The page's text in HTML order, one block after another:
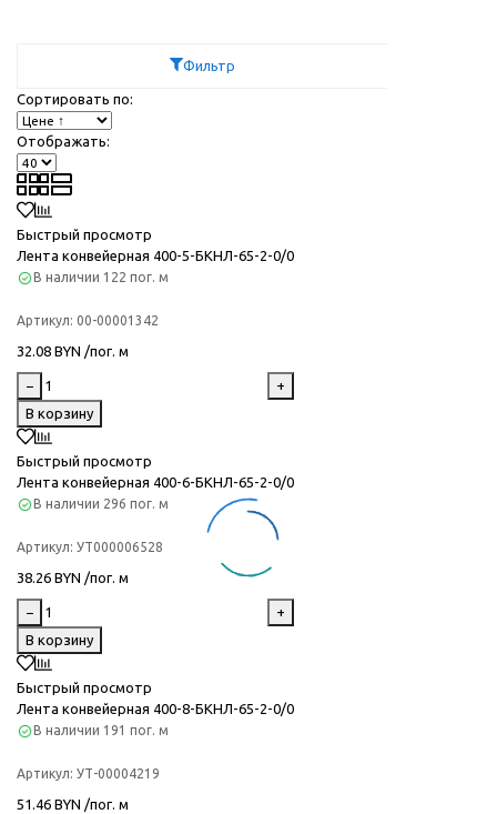
Фильтр
Сортировать по:
Отображать:
Быстрый просмотр
Лента конвейерная 400-5-БКНЛ-65-2-0/0
В наличии 122 пог. м
Артикул: 00-00001342
32.08 BYN /пог. м
−
+
В корзину
Быстрый просмотр
Лента конвейерная 400-6-БКНЛ-65-2-0/0
В наличии 296 пог. м
Артикул: УТ000006528
38.26 BYN /пог. м
−
+
В корзину
Быстрый просмотр
Лента конвейерная 400-8-БКНЛ-65-2-0/0
В наличии 191 пог. м
Артикул: УТ-00004219
51.46 BYN /пог. м